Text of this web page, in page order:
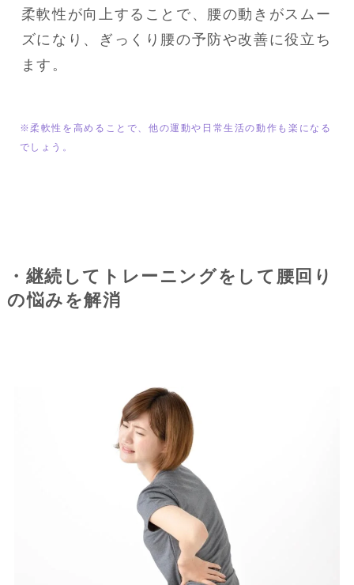
柔軟性が向上することで、腰の動きがスムー
ズになり、ぎっくり腰の予防や改善に役立ち
ます。
※柔軟性を高めることで、他の運動や日常生活の動作も楽になる
でしょう。
・継続してトレーニングをして腰回り
の悩みを解消